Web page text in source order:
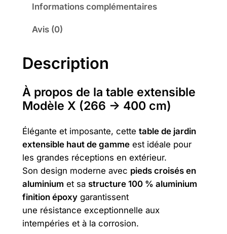
e
T
a
b
l
A
l
u
m
i
n
i
u
Informations complémentaires
Avis (0)
Description
À propos de la table extensible
Modèle X (266 → 400 cm)
Élégante et imposante, cette table de jardin
extensible haut de gammeest idéale pour
les grandes réceptions en extérieur.
Son design moderne avec pieds croisés en
aluminium et sa structure 100 % aluminium
finition époxygarantissent
une résistance exceptionnelle aux
intempéries et à la corrosion.